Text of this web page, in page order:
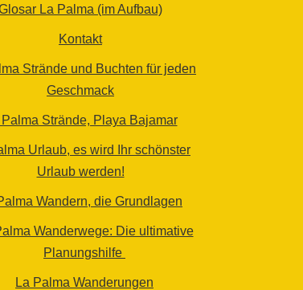
La Palma (im Aufbau)
Kontakt
Strände und Buchten für jeden
Geschmack
Palma Strände, Playa Bajamar
Urlaub, es wird Ihr schönster
Urlaub werden!
Wandern, die Grundlagen
Wanderwege: Die ultimative
Planungshilfe
La Palma Wanderungen